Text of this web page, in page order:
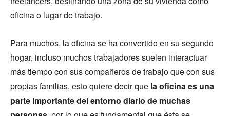
oficina o lugar de trabajo.
Para muchos, la oficina se ha convertido en su segundo
hogar, incluso muchos trabajadores suelen interactuar
más tiempo con sus compañeros de trabajo que con sus
propias familias, esto quiere decir que la oficina es una
parte importante del entorno diario de muchas